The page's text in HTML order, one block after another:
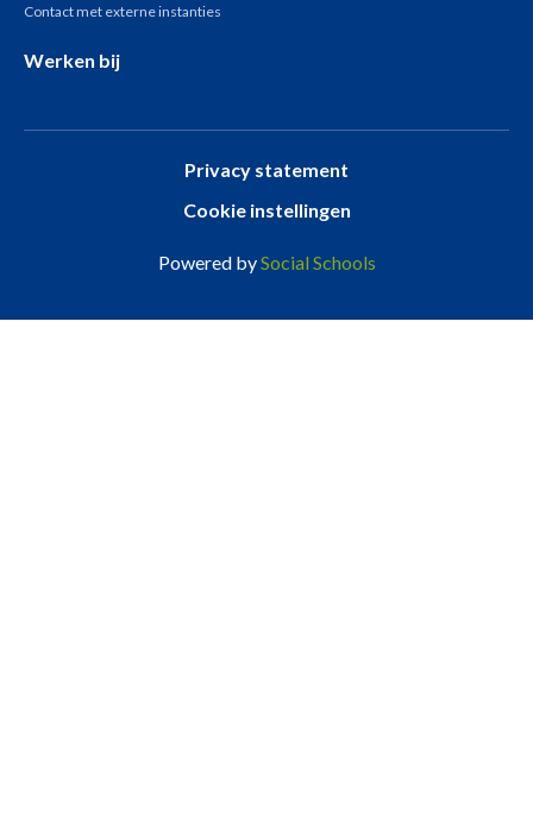
Contact met externe instanties
Werken bij
Privacy statement
Cookie instellingen
Powered bySocial Schools